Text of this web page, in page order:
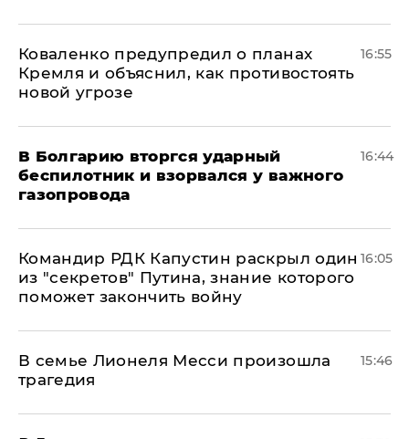
Коваленко предупредил о планах
Кремля и объяснил, как противостоять
новой угрозе
16:55
В Болгарию вторгся ударный
беспилотник и взорвался у важного
газопровода
16:44
Командир РДК Капустин раскрыл один
из "секретов" Путина, знание которого
поможет закончить войну
16:05
В семье Лионеля Месси произошла
трагедия
15:46